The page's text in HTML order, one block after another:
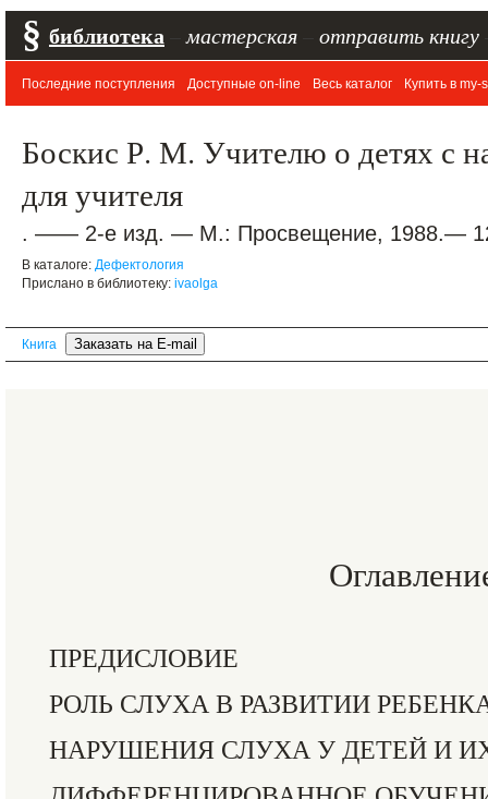
§ библиотека мастерская отправить книгу
Последние поступления Доступные on-line Весь каталог Купить в my-
Боскис Р. М. Учителю о детях с
для учителя
. —— 2-е изд. — М.: Просвещение, 1988.—
В каталоге: Дефектология
Прислано в библиотеку: ivaolga
Книга
ПРЕДИСЛОВИЕ
РОЛЬ СЛУХА В РАЗВИТИИ
НАРУШЕНИЯ СЛУХА У ДЕТЕЙ И